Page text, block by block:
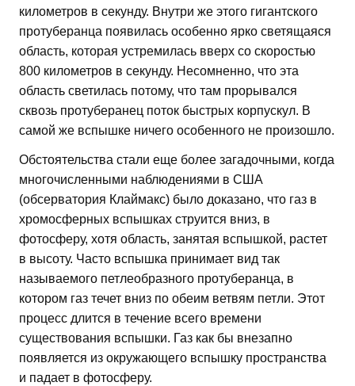
километров в секунду. Внутри же этого гигантского
протуберанца появилась особенно ярко светящаяся
область, которая устремилась вверх со скоростью
800 километров в секунду. Несомненно, что эта
область светилась потому, что там прорывался
сквозь протуберанец поток быстрых корпускул. В
самой же вспышке ничего особенного не произошло.
Обстоятельства стали еще более загадочными, когда
многочисленными наблюдениями в США
(обсерватория Клаймакс) было доказано, что газ в
хромосферных вспышках струится вниз, в
фотосферу, хотя область, занятая вспышкой, растет
в высоту. Часто вспышка принимает вид так
называемого петлеобразного протуберанца, в
котором газ течет вниз по обеим ветвям петли. Этот
процесс длится в течение всего времени
существования вспышки. Газ как бы внезапно
появляется из окружающего вспышку пространства
и падает в фотосферу.